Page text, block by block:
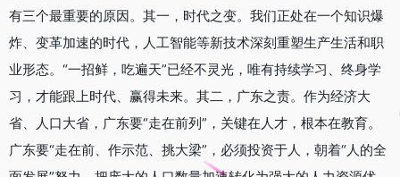
有三个最重要的原因。其一，时代之变。我们正处在一个知识爆
炸、变革加速的时代，人工智能等新技术深刻重塑生产生活和职
业形态。“一招鲜，吃遍天”已经不灵光，唯有持续学习、终身学
习，才能跟上时代、赢得未来。其二，广东之责。作为经济大
省、人口大省，广东要“走在前列”，关键在人才，根本在教育。
广东要“走在前、作示范、挑大梁”，必须投资于人，朝着“人的全